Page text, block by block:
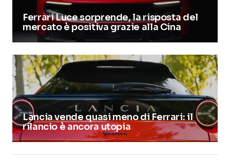
Ferrari Luce sorprende, la risposta del
mercato è positiva grazie alla Cina
Lancia vende quasi meno di Ferrari: il
rilancio è ancora utopia